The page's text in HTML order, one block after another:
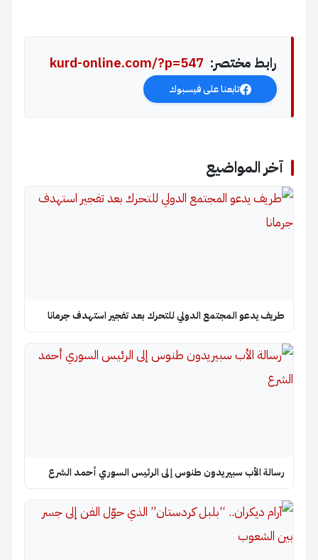
رابط مختصر: kurd-online.com/?p=547
تابعنا على فيسبوك
آخر المواضيع
طريف يدعو المجتمع الدولي للتحرك بعد تفجير استهدف جرمانا
رسالة الأب سبيريدون طنوس إلى الرئيس السوري أحمد الشرع